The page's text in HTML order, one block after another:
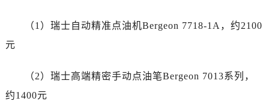
福建省泉州市丰泽区宝洲路729号浦西万达中心写字楼A座7楼709室爱彼售后服务中心（需提前预约）
（1）瑞士自动精准点油机Bergeon 7718-1A，约2100
元
（2）瑞士高端精密手动点油笔Bergeon 7013系列，
约1400元